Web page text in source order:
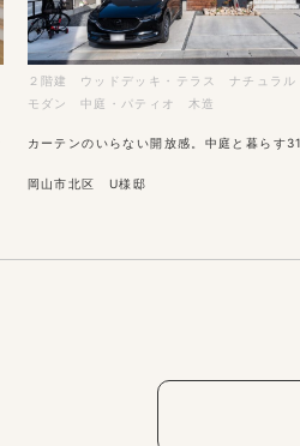
２階建 ウッドデッキ・テラス
ナチュラル
モダン
中庭・パティオ 木造
カーテンのいらない開放感。中庭と暮らす
岡山市北区 U様邸